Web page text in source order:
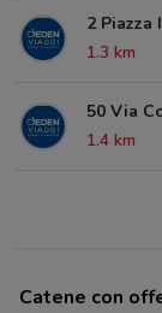
2 Piazza
1.3 km
50 Via
1.4 km
Catene con